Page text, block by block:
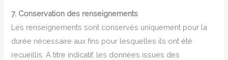
7. Conservation des renseignements
Les renseignements sont conservés uniquement pour la
durée nécessaire aux fins pour lesquelles ils ont été
recueillis. À titre indicatif, les données issues des